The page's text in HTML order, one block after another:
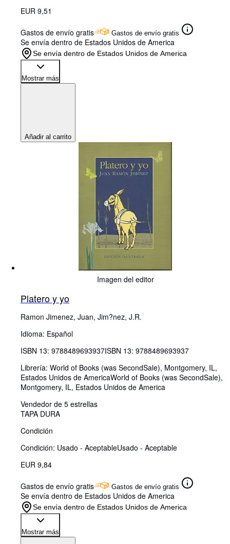
EUR 9,51
Gastos de envío gratis Gastos de envío gratis
Se envía dentro de Estados Unidos de America
Se envía dentro de Estados Unidos de America
Mostrar más
Añadir al carrito
Imagen del editor
Platero y yo
Ramon Jimenez, Juan, Jim?nez, J.R.
Idioma: Español
ISBN 13: 9788489693937ISBN 13: 9788489693937
Librería: World of Books (was SecondSale), Montgomery, IL,
Estados Unidos de AmericaWorld of Books (was SecondSale),
Montgomery, IL, Estados Unidos de America
Vendedor de 5 estrellas
TAPA DURA
Condición
Condición: Usado - AceptableUsado - Aceptable
EUR 9,84
Gastos de envío gratis Gastos de envío gratis
Se envía dentro de Estados Unidos de America
Se envía dentro de Estados Unidos de America
Mostrar más